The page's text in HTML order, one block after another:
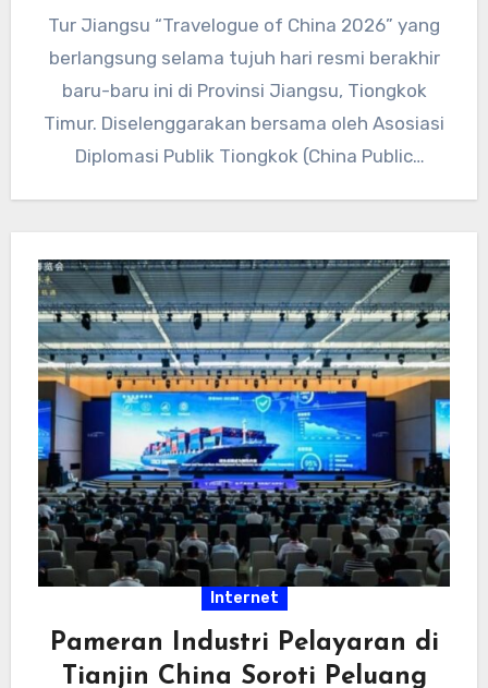
Tur Jiangsu “Travelogue of China 2026” yang
berlangsung selama tujuh hari resmi berakhir
baru-baru ini di Provinsi Jiangsu, Tiongkok
Timur. Diselenggarakan bersama oleh Asosiasi
Diplomasi Publik Tiongkok (China Public
Internet
Pameran Industri Pelayaran di
Tianjin China Soroti Peluang